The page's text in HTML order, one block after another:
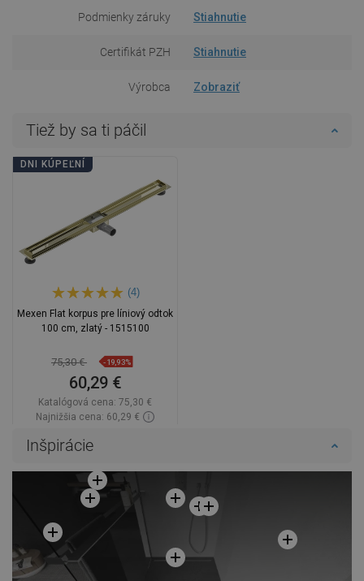
Podmienky záruky Stiahnutie
Certifikát PZH Stiahnutie
Výrobca Zobraziť
Tiež by sa ti páčil
DNI KÚPEĽNÍ
(4)
Mexen Flat korpus pre líniový odtok
100 cm, zlatý - 1515100
75,30 € -19,93%
60,29 €
Katalógová cena: 75,30 €
Najnižšia cena: 60,29 €
Obľúbené
Inšpirácie